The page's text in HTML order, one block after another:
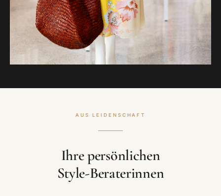
AUS LEIDENSCHAFT
Ihre persönlichen
Style-Beraterinnen